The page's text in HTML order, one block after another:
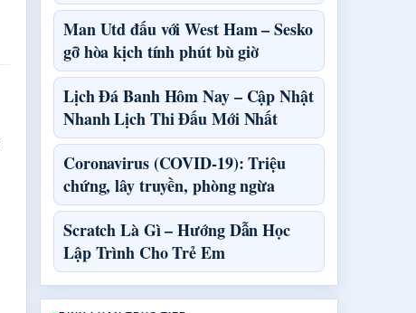
Man Utd đấu với West Ham – Sesko
gỡ hòa kịch tính phút bù giờ
Lịch Đá Banh Hôm Nay – Cập Nhật
Nhanh Lịch Thi Đấu Mới Nhất
Coronavirus (COVID-19): Triệu
chứng, lây truyền, phòng ngừa
Scratch Là Gì – Hướng Dẫn Học
Lập Trình Cho Trẻ Em